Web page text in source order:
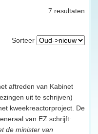
7 resultaten
Sorteer
aftreden van Kabinet
uit te schrijven)
kweekreactorproject. De
van EZ schrijft:
de minister van